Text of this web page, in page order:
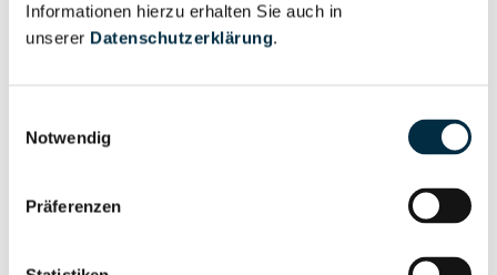
Informationen hierzu erhalten Sie auch in
unserer Datenschutzerklärung.
Notwendig
Präferenzen
Vollständiges
Unternehmensprofil